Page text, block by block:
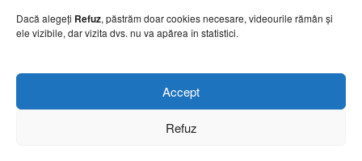
Dacă alegeți Refuz, păstrăm doar cookies necesare, videourile rămân și
ele vizibile, dar vizita dvs. nu va apărea în statistici.
Accept
Refuz
7 august 2026
Ouse Valley Viaduct, construcția care
7 august 2026